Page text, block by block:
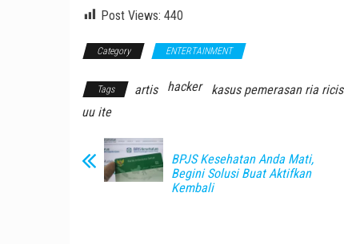
Post Views: 440
Category ENTERTAINMENT
Tags artis hacker kasus pemerasan ria ricis
uu ite
BPJS Kesehatan Anda Mati,
Begini Solusi Buat Aktifkan
Kembali